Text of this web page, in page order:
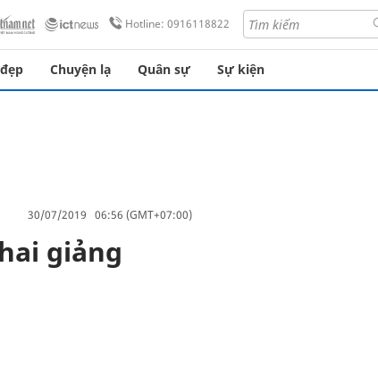
Hotline: 0916118822
Chuyện lạ Quân sự Sự kiện
30/07/2019 06:56 (GMT+07:00)
giảng